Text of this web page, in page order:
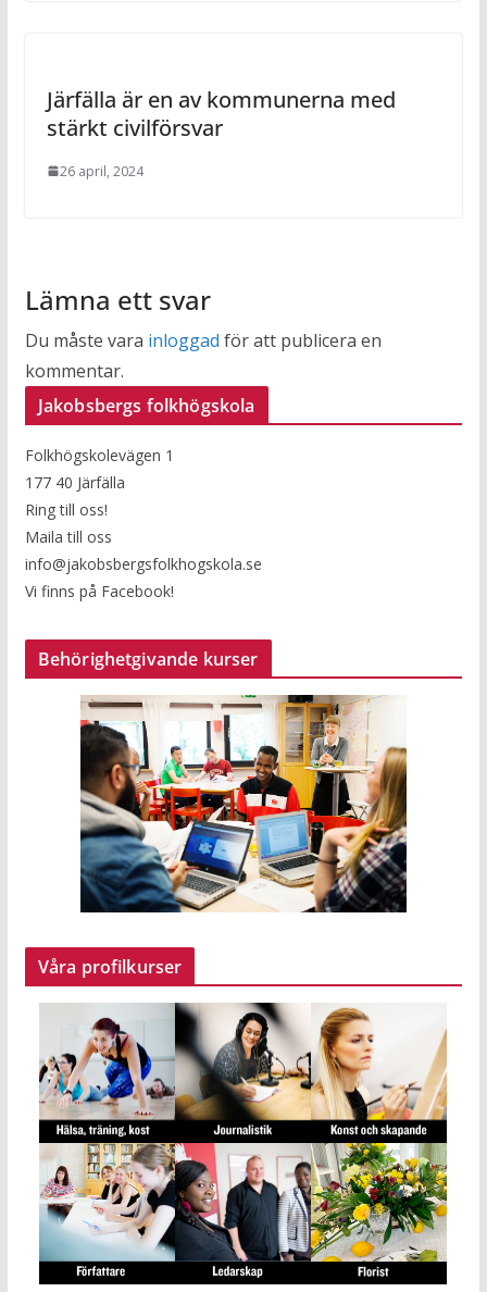
Järfälla är en av kommunerna med
stärkt civilförsvar
26 april, 2024
Lämna ett svar
Du måste vara inloggad för att publicera en
kommentar.
Jakobsbergs folkhögskola
Folkhögskolevägen 1
177 40 Järfälla
Ring till oss!
Maila till oss
info@jakobsbergsfolkhogskola.se
Vi finns på Facebook!
Behörighetgivande kurser
Våra profilkurser